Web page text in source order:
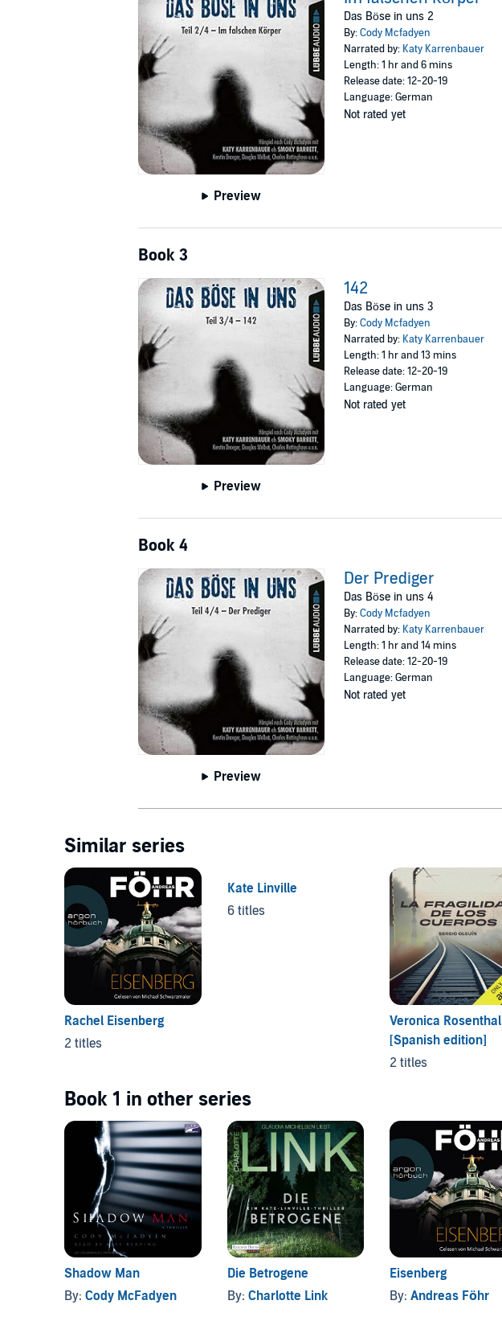
Preview
Das Böse in uns 2
By:Cody Mcfadyen
Narrated by: Katy Karrenbauer
Length: 1 hr and 6 mins
Release date: 12-20-19
Language: German
Not rated yet
Book 3
Preview
142
Das Böse in uns 3
By:Cody Mcfadyen
Narrated by: Katy Karrenbauer
Length: 1 hr and 13 mins
Release date: 12-20-19
Language: German
Not rated yet
Book 4
Preview
Der Prediger
Das Böse in uns 4
By:Cody Mcfadyen
Narrated by: Katy Karrenbauer
Length: 1 hr and 14 mins
Release date: 12-20-19
Language: German
Not rated yet
Similar series
Rachel Eisenberg
2 titles
Kate Linville
6 titles
Veronica Rosenthal
[Spanish edition]
2 titles
Book 1 in other series
Shadow Man
By: Cody McFadyen
Die Betrogene
By: Charlotte Link
Eisenberg
By:Andreas Föhr